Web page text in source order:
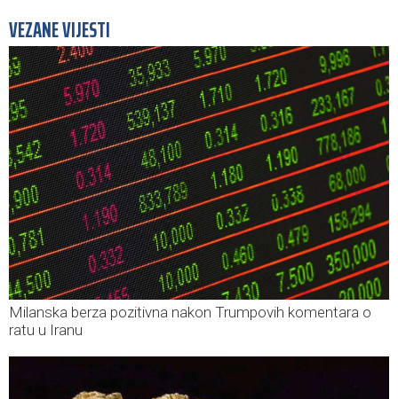
VEZANE VIJESTI
Milanska berza pozitivna nakon Trumpovih komentara o
ratu u Iranu